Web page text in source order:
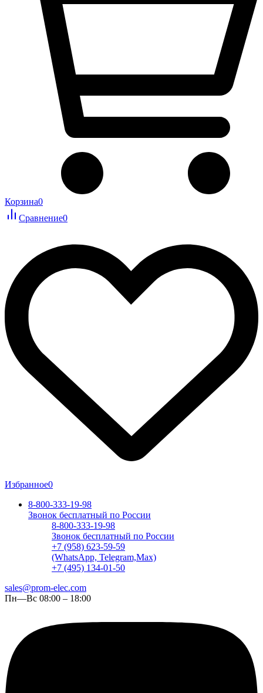
Корзина0
Сравнение0
Избранное0
8-800-333-19-98
Звонок бесплатный по России
8-800-333-19-98
Звонок бесплатный по России
+7 (958) 623-59-59
(WhatsApp, Telegram,Max)
+7 (495) 134-01-50
sales@prom-elec.com
Пн—Вс 08:00 – 18:00